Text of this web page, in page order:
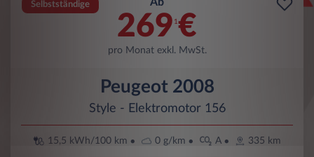
Selbstständige
269 1€
pro Monat exkl. MwSt.
Peugeot 2008
Style - Elektromotor 156
15,5 kWh/100 km 0 g/km A 335 km